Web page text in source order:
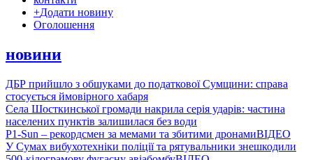
+Додати новину
Оголошення
новини
ДБР прийшло з обшуками до податкової Сумщини: справа
стосується ймовірного хабаря
Села Шосткинської громади накрила серія ударів: частина
населених пунктів залишилася без води
P1-Sun – рекордсмен за мемами та збитими дронамиВІДЕО
У Сумах вибухотехніки поліції та рятувальники знешкодили